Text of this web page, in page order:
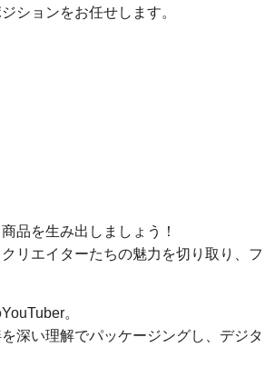
ションをお任せします。
品を生み出しましょう！
リエイターたちの魅力を切り取り、フ
。
深い理解でパッケージングし、デジタ